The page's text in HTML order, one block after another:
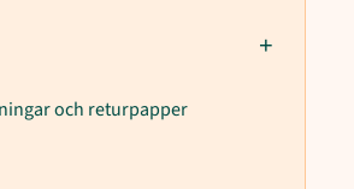
och returpapper